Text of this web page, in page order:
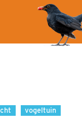
vogeltuin